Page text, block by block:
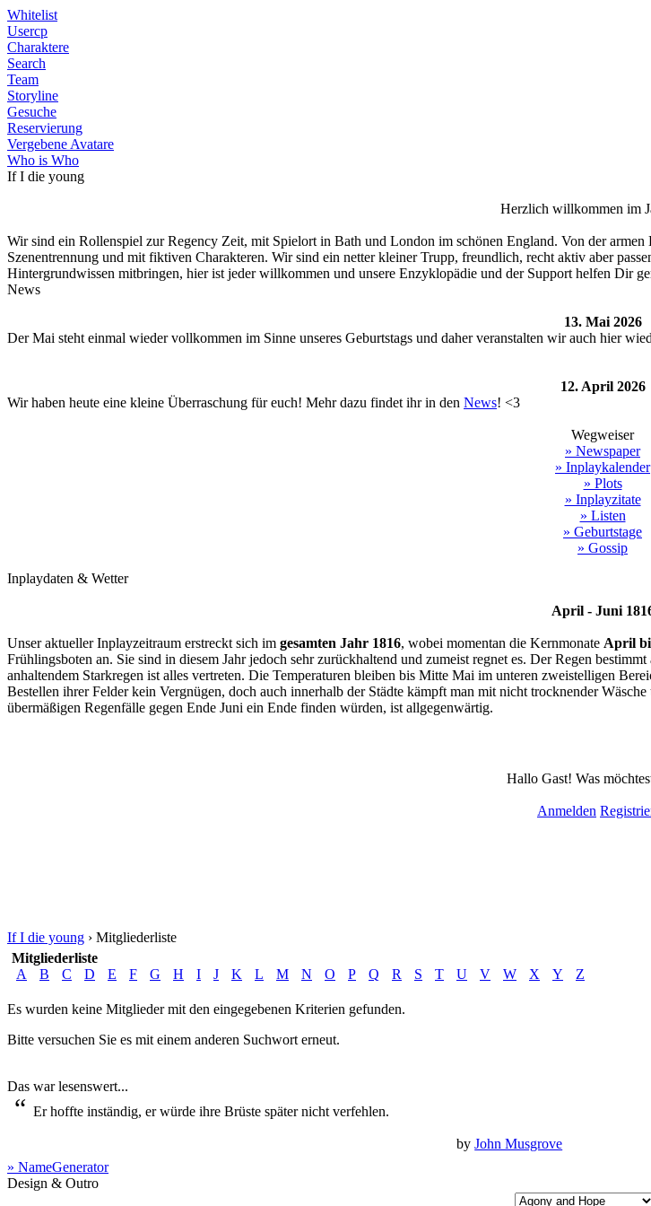
Whitelist
Usercp
Charaktere
Search
Team
Storyline
Gesuche
Reservierung
Vergebene Avatare
Who is Who
If I die young
Herzlich willkommen im
Wir sind ein Rollenspiel zur Regency Zeit, mit Spielort in Bath und London im schönen England. Von der
Szenentrennung und mit fiktiven Charakteren. Wir sind ein netter kleiner Trupp, freundlich, recht aktiv aber
Hintergrundwissen mitbringen, hier ist jeder willkommen und unsere Enzyklopädie und der Support helfen Dir
News
13. Mai 2026
Der Mai steht einmal wieder vollkommen im Sinne unseres Geburtstags und daher veranstalten wir auch hier
12. April 2026
Wir haben heute eine kleine Überraschung für euch! Mehr dazu findet ihr in den News! <3
Wegweiser
» Newspaper
» Inplaykalender
» Plots
» Inplayzitate
» Listen
» Geburtstage
» Gossip
Inplaydaten & Wetter
April - Juni
Unser aktueller Inplayzeitraum erstreckt sich im gesamten Jahr 1816, wobei momentan die Kernmonate April
Frühlingsboten an. Sie sind in diesem Jahr jedoch sehr zurückhaltend und zumeist regnet es. Der Regen
anhaltendem Starkregen ist alles vertreten. Die Temperaturen bleiben bis Mitte Mai im unteren zweistelligen
Bestellen ihrer Felder kein Vergnügen, doch auch innerhalb der Städte kämpft man mit nicht trocknender
übermäßigen Regenfälle gegen Ende Juni ein Ende finden würden, ist allgegenwärtig.
Hallo Gast! Was
Anmelden
If I die young › Mitgliederliste
Mitgliederliste
A
B C D E F G H I J K L M N O P Q R S T U V W X Y Z
Es wurden keine Mitglieder mit den eingegebenen Kriterien gefunden.
Bitte versuchen Sie es mit einem anderen Suchwort erneut.
Das war lesenswert...
“ Er hoffte inständig, er würde ihre Brüste später nicht verfehlen.
byJohn Musgrove
» NameGenerator
Design & Outro